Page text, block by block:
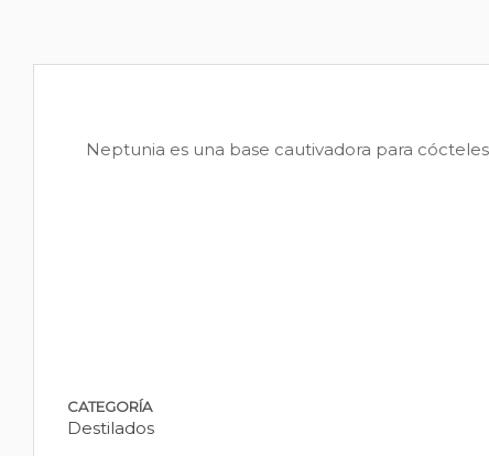
Neptunia es una base cautivadora para
CATEGORÍA
Destilados